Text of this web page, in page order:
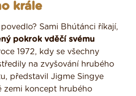
krále
Sami Bhútánci říkají,
pokrok vděčí svému
1972, kdy se všechny
na zvyšování hrubého
představil Jigme Singye
zemi koncept hrubého